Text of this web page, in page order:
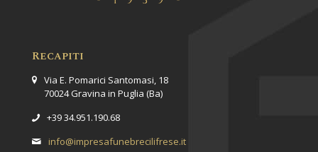
Recapiti
Via E. Pomarici Santomasi, 18
70024 Gravina in Puglia (Ba)
+39 34.951.190.68
info@impresafunebrecilifrese.it